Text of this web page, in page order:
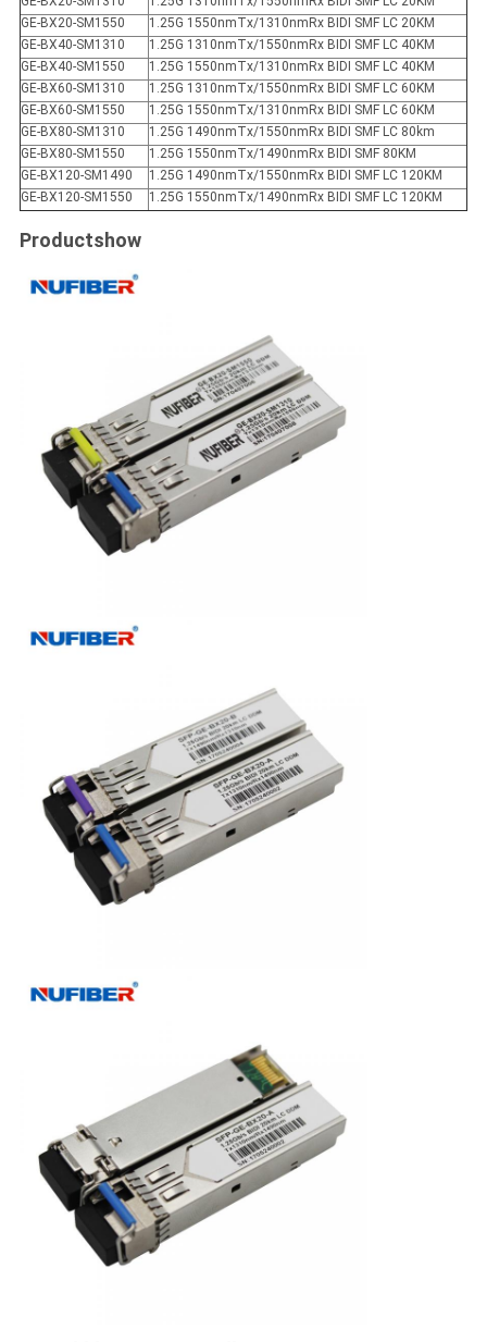
GE-BX20-SM1550
1.25G 1550nmTx/1310nmRx BIDI SMF LC 20KM
GE-BX40-SM1310
1.25G 1310nmTx/1550nmRx BIDI SMF LC 40KM
GE-BX40-SM1550
1.25G 1550nmTx/1310nmRx BIDI SMF LC 40KM
GE-BX60-SM1310
1.25G 1310nmTx/1550nmRx BIDI SMF LC 60KM
GE-BX60-SM1550
1.25G 1550nmTx/1310nmRx BIDI SMF LC 60KM
GE-BX80-SM1310
1.25G 1490nmTx/1550nmRx BIDI SMF LC 80km
GE-BX80-SM1550
1.25G 1550nmTx/1490nmRx BIDI SMF 80KM
GE-BX120-SM1490
1.25G 1490nmTx/1550nmRx BIDI SMF LC 120KM
GE-BX120-SM1550
1.25G 1550nmTx/1490nmRx BIDI SMF LC 120KM
Productshow